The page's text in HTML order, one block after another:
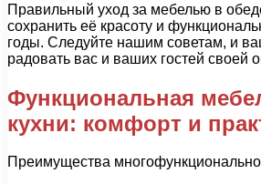
Правильный уход за мебелью в
сохранить её красоту и
годы. Следуйте нашим советам, и
радовать вас и ваших гостей своей
Функциональная
кухни: комфорт и
Преимущества